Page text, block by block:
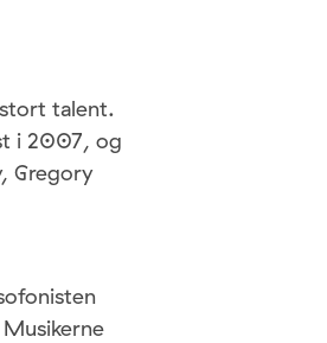
talent.
i 2007, og
Gregory